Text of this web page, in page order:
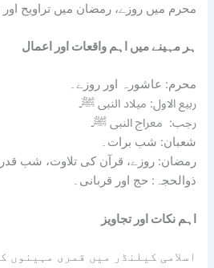
محرم میں روزے، رمضان میں تراویح
ہر مہینے میں اہم واقعات اور اعمال
محرم: عاشورہ اور روزے۔
ربیع الاول: میلاد النبی ﷺ۔
رجب: معراج النبی ﷺ۔
شعبان: شب برات۔
رمضان: روزے، قرآن کی تلاوت، شب
ذوالحجہ: حج اور قربانی۔
اہم نکات اور تجاویز
اسلامی کیلنڈر میں قمری مہینوں